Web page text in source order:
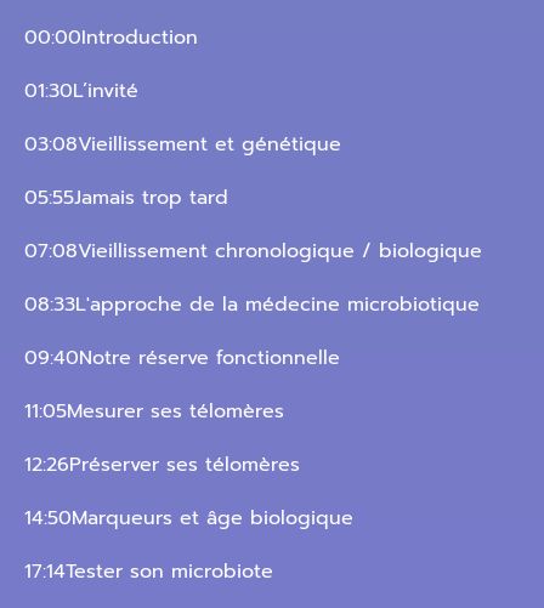
00:00Introduction
01:30L’invité
03:08Vieillissement et génétique
05:55Jamais trop tard
07:08Vieillissement chronologique / biologique
08:33L'approche de la médecine microbiotique
09:40Notre réserve fonctionnelle
11:05Mesurer ses télomères
12:26Préserver ses télomères
14:50Marqueurs et âge biologique
17:14Tester son microbiote